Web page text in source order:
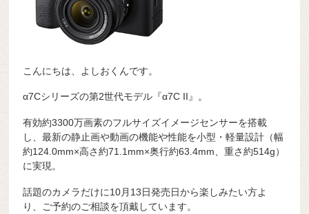
こんにちは、よしおくんです。
α7Cシリーズの第2世代モデル『α7C II』。
有効約3300万画素のフルサイズイメージセンサーを搭載
し、最新の静止画や動画の機能や性能を小型・軽量設計（幅
約124.0mm×高さ約71.1mm×奥行約63.4mm、重さ約514g）
に実現。
話題のカメラだけに10月13日発売日から楽しみたい方よ
り、ご予約のご相談を頂戴しています。